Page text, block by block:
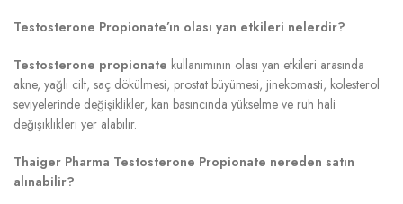
Testosterone Propionate’ın olası yan etkileri nelerdir?
Testosterone propionate kullanımının olası yan etkileri arasında
akne, yağlı cilt, saç dökülmesi, prostat büyümesi, jinekomasti, kolesterol
seviyelerinde değişiklikler, kan basıncında yükselme ve ruh hali
değişiklikleri yer alabilir.
Thaiger Pharma Testosterone Propionate nereden satın
alınabilir?